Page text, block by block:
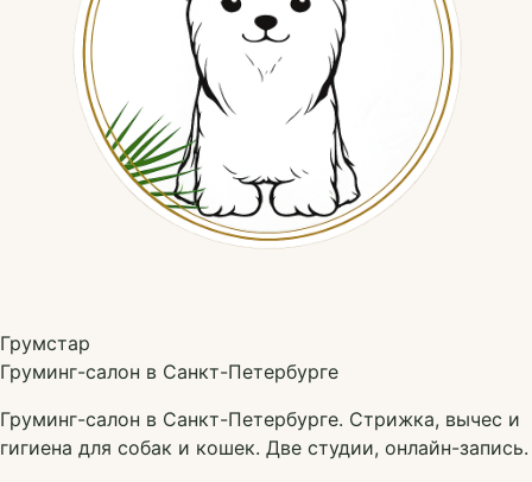
Грумстар
Груминг-салон в Санкт-Петербурге
Груминг-салон в Санкт-Петербурге. Стрижка, вычес и
гигиена для собак и кошек. Две студии, онлайн-запись.